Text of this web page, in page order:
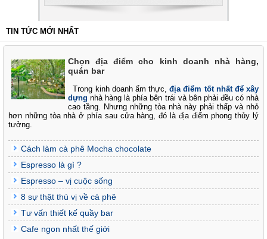
TIN TỨC MỚI NHẤT
Chọn địa điểm cho kinh doanh nhà hàng,
quán bar
Trong kinh doanh ẩm thực,địa điểm tốt nhất để xây
dựng nhà hàng là phía bên trái và bên phải đều có nhà
cao tầng. Nhưng những tòa nhà này phải thấp và nhỏ
hơn những tòa nhà ở phía sau cửa hàng, đó là địa điểm phong thủy lý
tưởng.
Cách làm cà phê Mocha chocolate
Espresso là gì ?
Espresso – vị cuộc sống
8 sự thật thú vị về cà phê
Tư vấn thiết kế quầy bar
Cafe ngon nhất thế giới